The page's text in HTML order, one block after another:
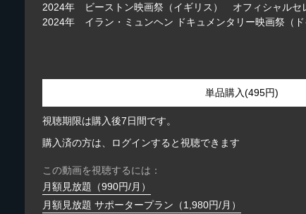
2024年 ビーストン映画祭（イギリス） オフィシャルセ
2024年 イラン・ミュンヘン ドキュメンタリー映画祭（
単品購入(495円)
視聴期限は購入後7日間です。
購入済の方は、ログインすると視聴できます
この動画を視聴するには：
月額見放題（990円/月）
月額見放題 サポータープラン（1,980円/月）